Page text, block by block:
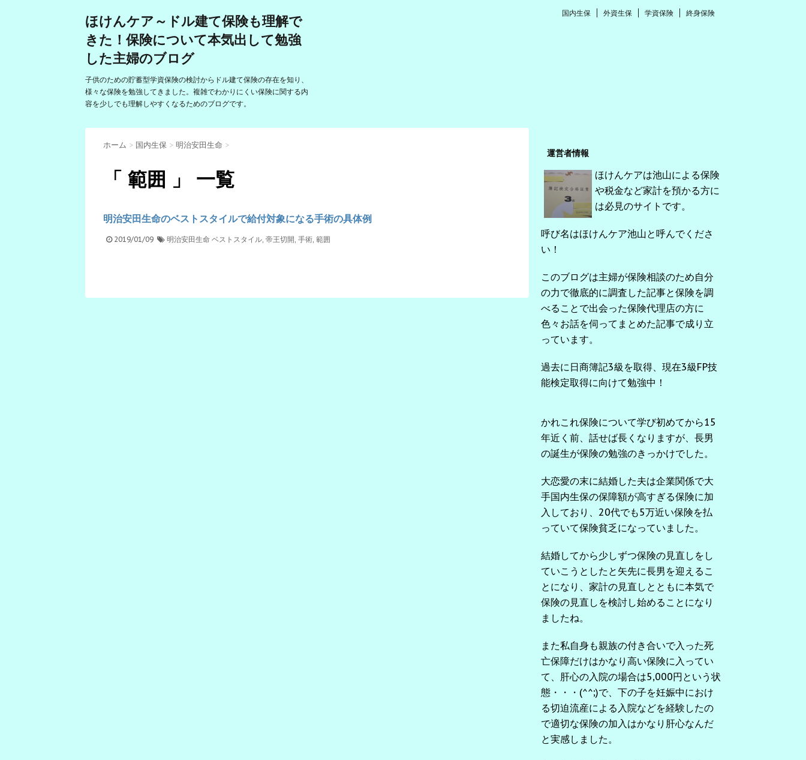
ほけんケア～ドル建て保険も理解で
きた！保険について本気出して勉強
した主婦のブログ
子供のための貯蓄型学資保険の検討からドル建て保険の存在を知り、
様々な保険を勉強してきました。複雑でわかりにくい保険に関する内
容を少しでも理解しやすくなるためのブログです。
国内生保 外資生保 学資保険 終身保険
ホーム > 国内生保 > 明治安田生命 >
「 範囲 」 一覧
明治安田生命のベストスタイルで給付対象になる手術の具体例
2019/01/09 明治安田生命 ベストスタイル 帝王切開 手術 範囲
運営者情報
ほけんケアは池山による保険
や税金など家計を預かる方に
は必見のサイトです。
呼び名はほけんケア池山と呼んでくださ
い！
このブログは主婦が保険相談のため自分
の力で徹底的に調査した記事と保険を調
べることで出会った保険代理店の方に
色々お話を伺ってまとめた記事で成り立
っています。
過去に日商簿記3級を取得、現在3級FP技
能検定取得に向けて勉強中！
かれこれ保険について学び初めてから15
年近く前、話せば長くなりますが、長男
の誕生が保険の勉強のきっかけでした。
大恋愛の末に結婚した夫は企業関係で大
手国内生保の保障額が高すぎる保険に加
入しており、20代でも5万近い保険を払
っていて保険貧乏になっていました。
結婚してから少しずつ保険の見直しをし
ていこうとしたと矢先に長男を迎えるこ
とになり、家計の見直しとともに本気で
保険の見直しを検討し始めることになり
ましたね。
また私自身も親族の付き合いで入った死
亡保障だけはかなり高い保険に入ってい
て、肝心の入院の場合は5,000円という状
態・・・(^^;)で、下の子を妊娠中におけ
る切迫流産による入院などを経験したの
で適切な保険の加入はかなり肝心なんだ
と実感しました。